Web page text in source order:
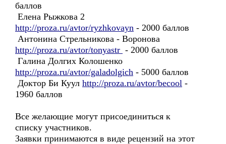
баллов
Елена Рыжкова 2
http://proza.ru/avtor/ryzhkovayn - 2000 баллов
Антонина Стрельникова - Воронова
http://proza.ru/avtor/tonyastr - 2000 баллов
Галина Долгих Колошенко
http://proza.ru/avtor/galadolgich - 5000 баллов
Доктор Би Куул http://proza.ru/avtor/becool -
1960 баллов
Все желающие могут присоединиться к
списку участников.
Заявки принимаются в виде рецензий на этот